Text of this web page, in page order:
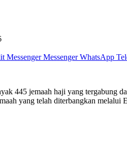
Messenger Messenger WhatsApp
jemaah haji yang tergabung
yang telah diterbangkan melalui